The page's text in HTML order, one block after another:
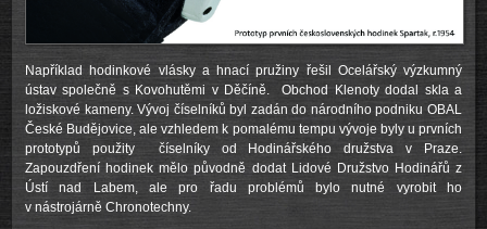
Například hodinkové vlásky a hnací pružiny řešil Ocelářský výzkumný
ústav společně s Kovohutěmi v Děčíně. Obchod Klenoty dodal skla a
ložiskové kameny. Vývoj číselníků byl zadán do národního podniku OBAL
České Budějovice, ale vzhledem k pomalému tempu vývoje byly u prvních
prototypů použity číselníky od Hodinářského družstva v Praze.
Zapouzdření hodinek mělo původně dodat Lidové Družstvo Hodinářů z
Ústí nad Labem, ale pro řadu problémů bylo nutné vyrobit ho
v nástrojárně Chronotechny.